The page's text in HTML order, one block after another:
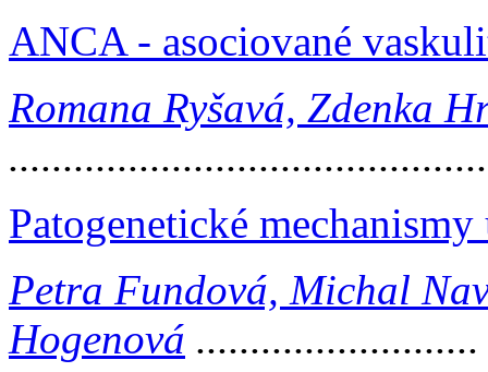
ANCA - asociované
Romana Ryšavá, Zdenka
Patogenetické
Petra Fundová, Michal
Hogenová